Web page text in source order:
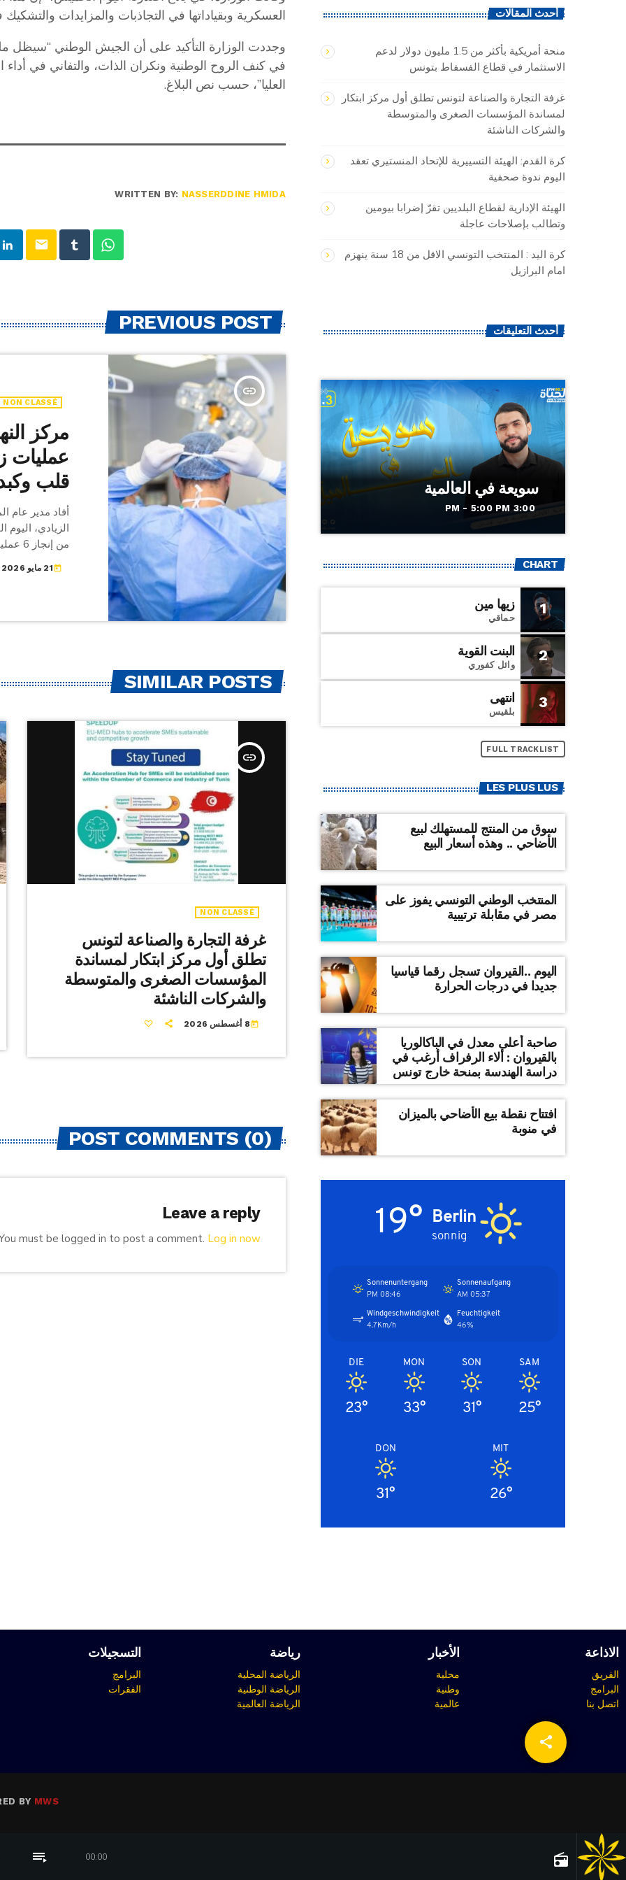
radio
00:00
playlist_play
share
email
العسكرية وبقياداتها في التجاذبات والمزايدات والتشكيك
وجددت الوزارة التأكيد على أن الجيش الوطني “سيظل
في كنف الروح الوطنية ونكران الذات، والتفاني في
العليا”، حسب نص البلاغ.
WRITTEN BY: NASSERDDINE HMIDA
email
PREVIOUS POST
insert_link
NON CLASSÉ
قلب وكبد
أفاد مدير عام
الزيادي، اليوم
من
وأضاف
today21 مايو 2026
SIMILAR POSTS
insert_link
NON CLASSÉ
غرفة التجارة والصناعة لتونس
تطلق أول مركز ابتكار لمساندة
المؤسسات الصغرى والمتوسطة
والشركات الناشئة
today8 أغسطس 2026
POST COMMENTS (0)
Leave a reply
must be logged in to post a comment. Log in now
أحدث المقالات
منحة أمريكية بأكثر من 1.5 مليون دولار لدعم
الاستثمار في قطاع الفسفاط بتونس
غرفة التجارة والصناعة لتونس تطلق أول مركز ابتكار
لمساندة المؤسسات الصغرى والمتوسطة
والشركات الناشئة
كرة القدم: الهيئة التسييرية للإتحاد المنستيري تعقد
اليوم ندوة صحفية
الهيئة الإدارية لقطاع البلديين تقرّ إضرابا بيومين
وتطالب بإصلاحات عاجلة
كرة اليد : المنتخب التونسي الاقل من 18 سنة ينهزم
امام البرازيل
أحدث التعليقات
سويعة في العالمية
3:00 PM - 5:00 PM
CHART
1 زيها مين
حماقي
2 البنت القوية
وائل كفوري
3 انتهى
بلقيس
FULL TRACKLIST
LES PLUS LUS
سوق من المنتج للمستهلك لبيع
الأضاحي .. وهذه أسعار البيع
المنتخب الوطني التونسي يفوز على
مصر في مقابلة ترتيبية
اليوم ..القيروان تسجل رقما قياسيا
جديدا في درجات الحرارة
صاحبة أعلى معدل في الباكالوريا
بالقيروان : ألاء الرفراف أرغب في
دراسة الهندسة بمنحة خارج تونس
افتتاح نقطة بيع الأضاحي بالميزان
في منوبة
Berlin
sonnig
19°
Sonnenaufgang
05:37 AM
Sonnenuntergang
08:46 PM
Feuchtigkeit
46%
Windgeschwindigkeit
4.7Km/h
SAM
25°
SON
31°
MON
33°
DIE
23°
MIT
26°
DON
31°
الاذاعة
الفريق
البرامج
اتصل بنا
الأخبار
محلية
وطنية
عالمية
رياضة
الرياضة المحلية
الرياضة الوطنية
الرياضة العالمية
التسجيلات
البرامج
الفقرات
BY MWS